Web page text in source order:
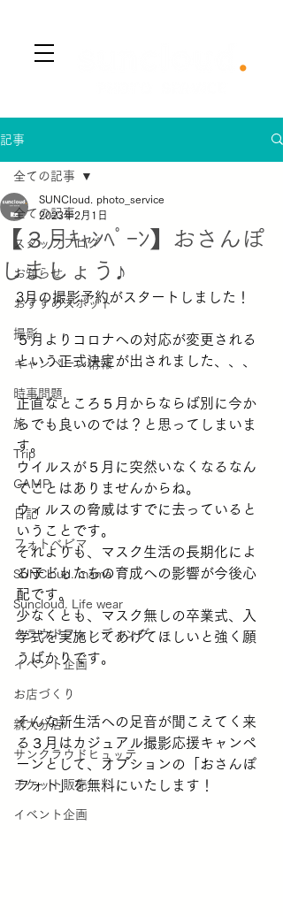
記事
全ての記事
スタッフブログ
お知らせ
おすすめスポット
撮影
キャンペーン情報
時事問題
旅
Trip
CAMP
日記
フォトベビマ
SUNCloud. mama
Suncloud. Life wear
クラウドファンディング
イベント企画
お店づくり
新大分店
サンクラウドヒュッテ
チケット販売
イベント企画
全ての記事
【３月ｷｬﾝﾍﾟｰﾝ】おさんぽ
しましょう♪
SUNCloud. photo_service
2023年2月1日
3月の撮影予約がスタートしました！
５月よりコロナへの対応が変更される
という正式決定が出されました、、、
正直なところ５月からならば別に今か
らでも良いのでは？と思ってしまいま
す。
ウイルスが５月に突然いなくなるなん
てことはありませんからね。
ウィルスの脅威はすでに去っていると
いうことです。
それよりも、マスク生活の長期化によ
る子どもたちの育成への影響が今後心
配です。
少なくとも、マスク無しの卒業式、入
学式を実施してあげてほしいと強く願
うばかりです。
そんな新生活への足音が聞こえてく来
る３月はカジュアル撮影応援キャンペ
ーンとして、オプションの「おさんぽ
フォト」を無料にいたします！